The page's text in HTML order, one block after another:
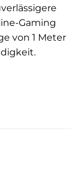
Gaming
von 1 Meter